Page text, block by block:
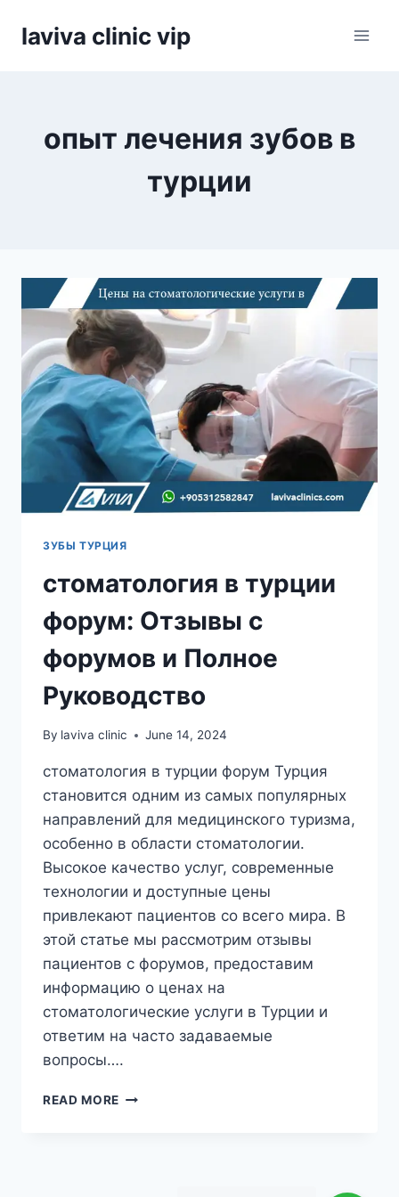
laviva clinic vip
опыт лечения зубов в
турции
ЗУБЫ ТУРЦИЯ
стоматология в турции
форум: Отзывы с
форумов и Полное
Руководство
By laviva clinic June 14, 2024
стоматология в турции форум Турция
становится одним из самых популярных
направлений для медицинского туризма,
особенно в области стоматологии.
Высокое качество услуг, современные
технологии и доступные цены
привлекают пациентов со всего мира. В
этой статье мы рассмотрим отзывы
пациентов с форумов, предоставим
информацию о ценах на
стоматологические услуги в Турции и
ответим на часто задаваемые
вопросы….
READ MORE СТОМАТОЛОГИЯ